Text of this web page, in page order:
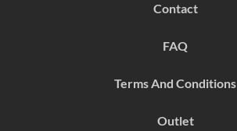
Contact
FAQ
Terms And Conditions
Outlet
g
a
m